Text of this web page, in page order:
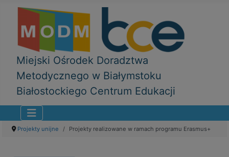
Miejski Ośrodek Doradztwa
Metodycznego w Białymstoku
Białostockiego Centrum Edukacji
Projekty unijne Projekty realizowane w ramach programu Erasmus+